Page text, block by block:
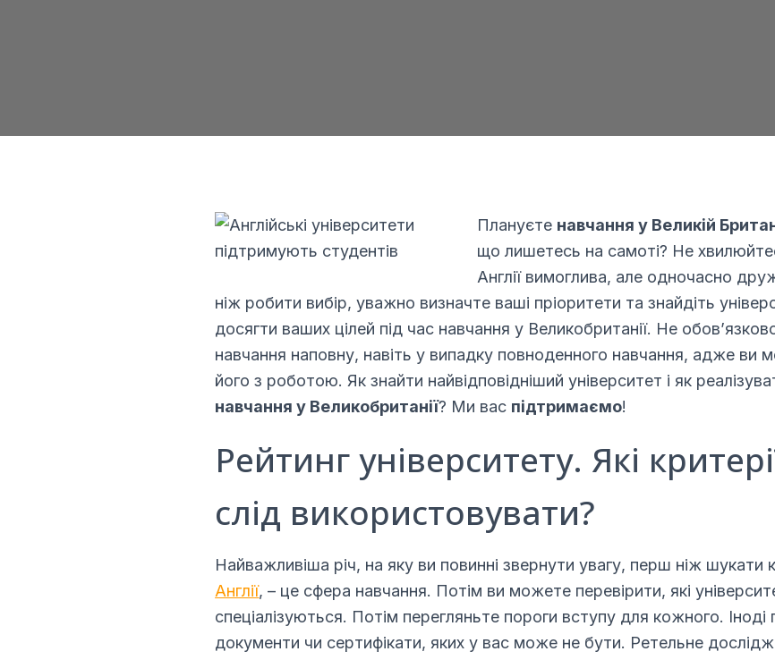
Expert Advice. Successful Outcomes.
Плануєте навчання у Великій
що лишетесь на самоті? Не
Англії вимоглива, але одночасно
ніж робити вибір, уважно визначте ваші пріоритети та знайдіть
досягти ваших цілей під час навчання у Великобританії. Не
навчання наповну, навіть у випадку повноденного навчання, адже ви
його з роботою. Як знайти найвідповідніший університет і як
навчання у Великобританії? Ми вас підтримаємо!
Рейтинг університету. Які
слід використовувати?
Найважливіша річ, на яку ви повинні звернути увагу, перш ніж шукати
Англії, – це сфера навчання. Потім ви можете перевірити, які
спеціалізуються. Потім перегляньте пороги вступу для кожного. Іноді
документи чи сертифікати, яких у вас може не бути. Ретельне